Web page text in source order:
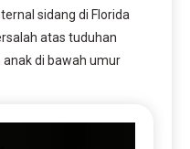
sidang di Florida
atas tuduhan
di bawah umur